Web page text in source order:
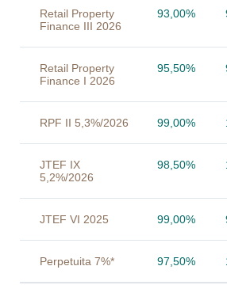
Retail Property
Finance III 2026
93,00%
Retail Property
Finance I 2026
95,50%
RPF II 5,3%/2026 99,00%
JTEF IX
5,2%/2026
98,50%
JTEF VI 2025 99,00%
Perpetuita 7%* 97,50%